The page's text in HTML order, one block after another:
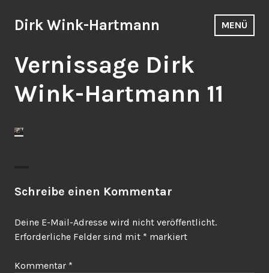
Inhalt
Dirk Wink-Hartmann MENÜ
Vernissage Dirk
Wink-Hartmann 11
Schreibe einen Kommentar
Deine E-Mail-Adresse wird nicht veröffentlicht.
Erforderliche Felder sind mit * markiert
Kommentar *